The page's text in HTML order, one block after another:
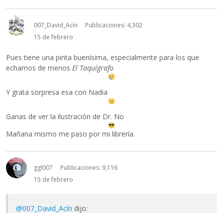
007_David_Acín
Publicaciones: 4,302
15 de febrero
Pues tiene una pinta buenísima, especialmente para los que
echamos de menos El Taquígrafo
Y grata sorpresa esa con Nadia
Ganas de ver la ilustración de Dr. No
Mañana mismo me paso por mi librería.
ggl007
Publicaciones: 9,116
15 de febrero
@007_David_Acín dijo: